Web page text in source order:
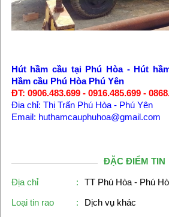
Hút hầm cầu tại Phú Hòa - Hút
Hầm cầu Phú Hòa Phú Yên
ĐT: 0906.483.699 - 0916.485.699 -
Địa chỉ: Thị Trấn Phú Hòa - Phú Yên
Email: huthamcauphuhoa@gmail.com
ĐẶC ĐIỂM TIN
Địa chỉ :
TT Phú Hòa - Phú
Loại tin rao
:
Dịch vụ khác